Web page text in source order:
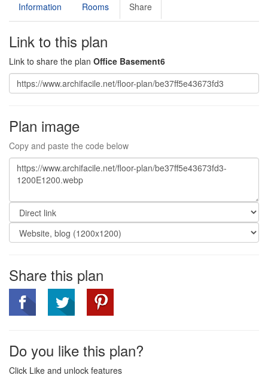
Information Rooms Share
Link to this plan
Link to share the plan Office Basement6
Plan image
Copy and paste the code below
Share this plan
Do you like this plan?
Click Like and unlock features